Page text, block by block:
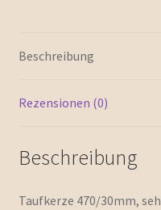
Beschreibung
Rezensionen (0)
Beschreibung
Taufkerze 470/30mm,